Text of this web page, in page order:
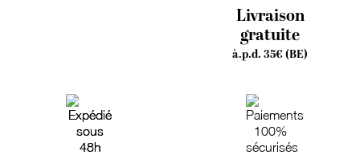
Livraison
gratuite
à.p.d. 35€ (BE)